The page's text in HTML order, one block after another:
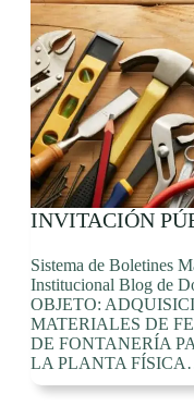
INVITACIÓN
Sistema de Boletines
Institucional Blog de
OBJETO:
MATERIALES DE
DE FONTANERÍA
LA PLANTA